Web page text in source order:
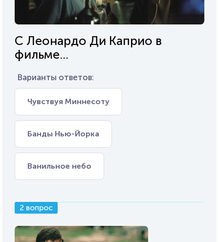
С Леонардо Ди Каприо в
фильме...
Варианты ответов:
Чувствуя Миннесоту
Банды Нью-Йорка
Ванильное небо
2 вопрос